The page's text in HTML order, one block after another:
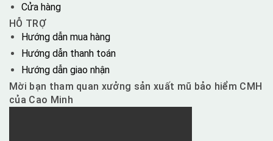
Cửa hàng
HỖ TRỢ
Hướng dẫn mua hàng
Hướng dẫn thanh toán
Hướng dẫn giao nhận
Mời bạn tham quan xưởng sản xuất mũ bảo hiểm CMH
của Cao Minh